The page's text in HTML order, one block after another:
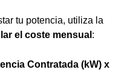
tu potencia, utiliza la
el coste mensual :
Contratada (kW) x